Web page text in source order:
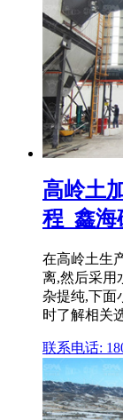
高岭土
程_鑫海
在高岭土生
离,然后采用
杂提纯,下面
时了解相关
联系电话: